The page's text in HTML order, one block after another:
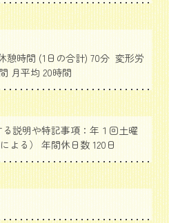
憩時間 (1日の合計) 70分 変形労
月平均 20時間
説明や特記事項：年１回土曜
よる） 年間休日数 120日